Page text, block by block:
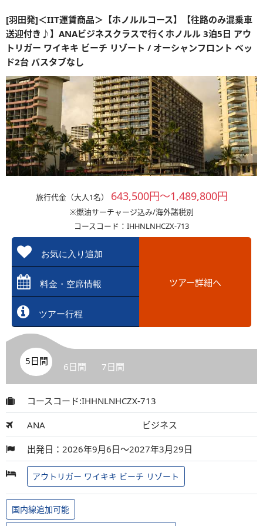
[羽田発]＜IIT運賃商品＞【ホノルルコース】【往路のみ混乗車
送迎付き♪】ANAビジネスクラスで行くホノルル 3泊5日 アウ
トリガー ワイキキ ビーチ リゾート / オーシャンフロント ベッ
ド2台 バスタブなし
旅行代金（大人1名） 643,500円～1,489,800円
※燃油サーチャージ込み/海外諸税別
コースコード：IHHNLNHCZX-713
お気に入り追加
料金・空席情報
ツアー行程
ツアー詳細へ
5日間 6日間 7日間
コースコード:IHHNLNHCZX-713
ANA ビジネス
出発日：2026年9月6日～2027年3月29日
アウトリガー ワイキキ ビーチ リゾート
国内線追加可能